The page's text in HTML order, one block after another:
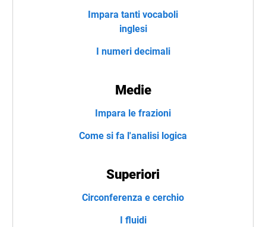
Impara tanti vocaboli
inglesi
I numeri decimali
Medie
Impara le frazioni
Come si fa l'analisi logica
Superiori
Circonferenza e cerchio
I fluidi